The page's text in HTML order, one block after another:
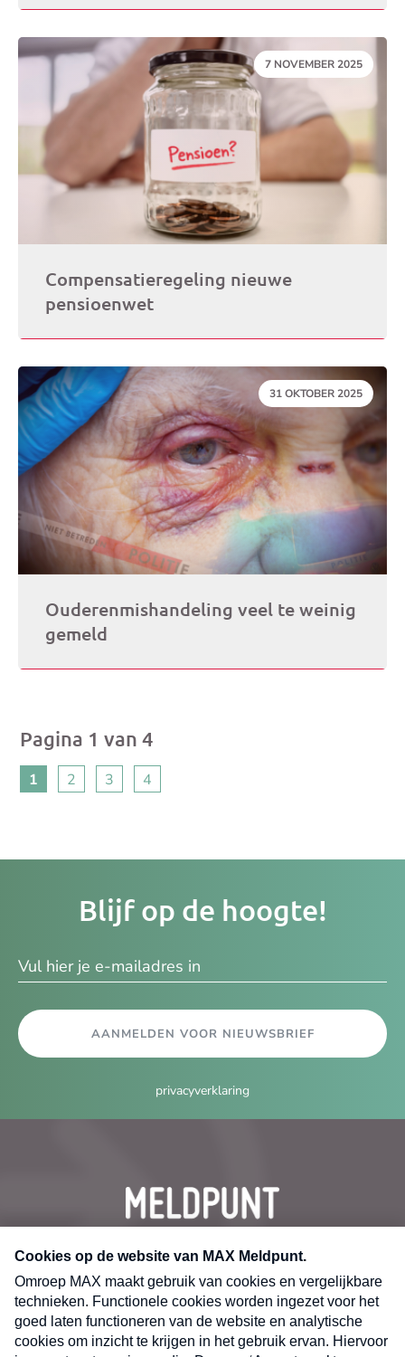
DATUM:
7 NOVEMBER 2025
Compensatieregeling nieuwe
pensioenwet
DATUM:
31 OKTOBER 2025
Ouderenmishandeling veel te weinig
gemeld
Pagina 1 van 4
1 2 3 4
Blijf op de hoogte!
AANMELDEN VOOR NIEUWSBRIEF
privacyverklaring
CONTACT